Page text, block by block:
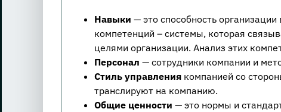
Навыки — это способность
компетенций – системы, которая
целями организации. Анализ этих
Персонал — сотрудники компании и
Стиль управлениякомпанией со
транслируют на компанию.
Общие ценности — это нормы и